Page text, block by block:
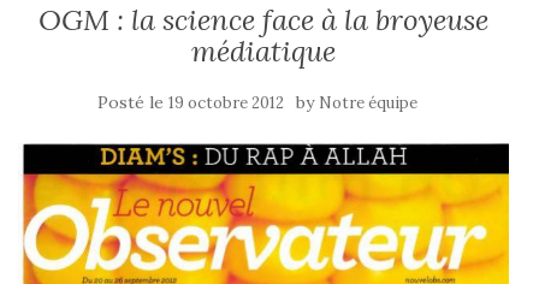
OGM : la science face à la broyeuse
médiatique
Posté le 19 octobre 2012 by Notre équipe